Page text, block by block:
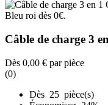
Câble de charge 3
Dès 0,00 € par pièce
(0)
Dès 25 pièce(s)